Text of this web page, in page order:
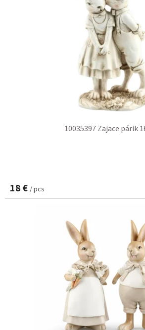
10035397 Zajace párik
18 € / pcs